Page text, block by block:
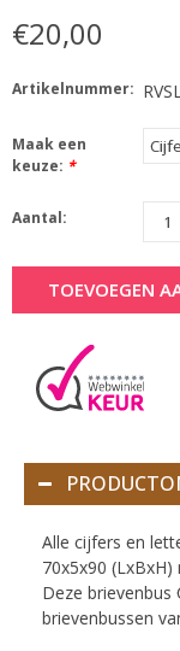
€20,00
Artikelnummer:
Maak een
keuze: *
Aantal:
TOEVOEGEN
Alle cijfers en
70x5x90 (LxBxH)
Deze brievenbus
brievenbussen